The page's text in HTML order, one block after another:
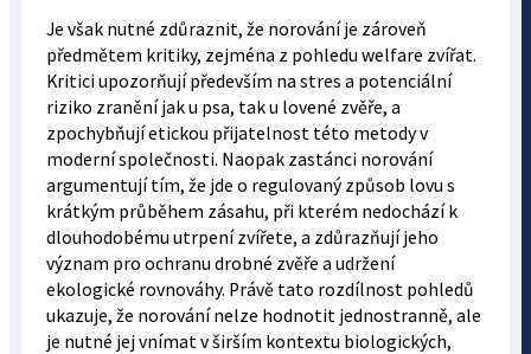
Je však nutné zdůraznit, že norování je zároveň
předmětem kritiky, zejména z pohledu welfare zvířat.
Kritici upozorňují především na stres a potenciální
riziko zranění jak u psa, tak u lovené zvěře, a
zpochybňují etickou přijatelnost této metody v
moderní společnosti. Naopak zastánci norování
argumentují tím, že jde o regulovaný způsob lovu s
krátkým průběhem zásahu, při kterém nedochází k
dlouhodobému utrpení zvířete, a zdůrazňují jeho
význam pro ochranu drobné zvěře a udržení
ekologické rovnováhy. Právě tato rozdílnost pohledů
ukazuje, že norování nelze hodnotit jednostranně, ale
je nutné jej vnímat v širším kontextu biologických,